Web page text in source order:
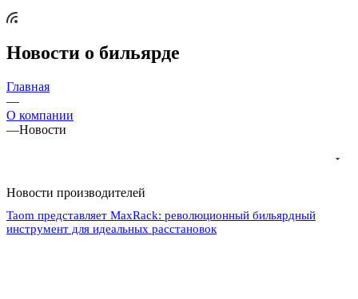
Новости о бильярде
Главная
—
О компании
—Новости
Новости производителей
Taom представляет MaxRack: революционный бильярдный
инструмент для идеальных расстановок